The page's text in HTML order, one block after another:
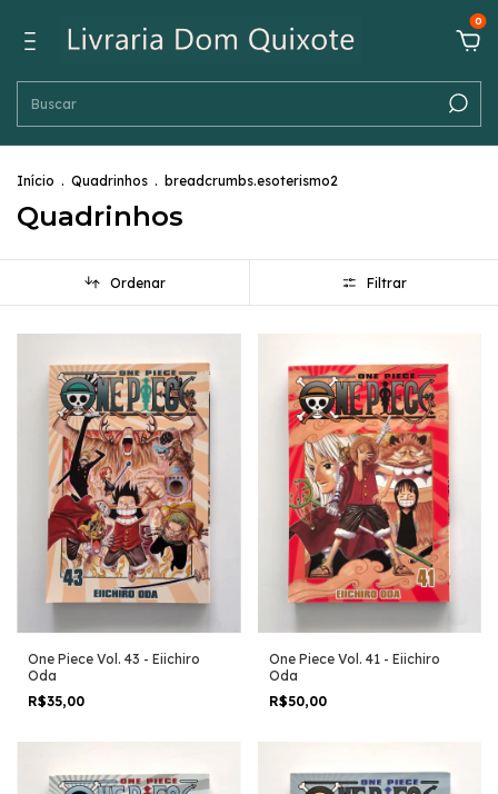
0
Início . Quadrinhos . breadcrumbs.esoterismo2
Quadrinhos
Ordenar Filtrar
One Piece Vol. 43 - Eiichiro
Oda
R$35,00
One Piece Vol. 41 - Eiichiro
Oda
R$50,00